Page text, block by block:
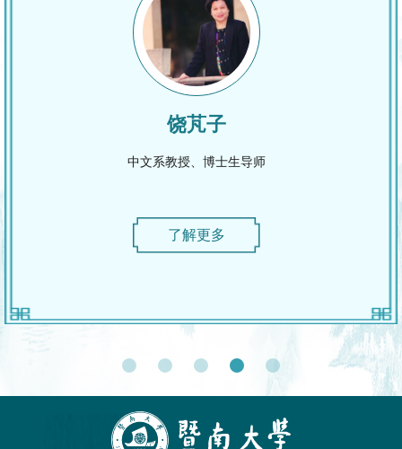
饶芃子
中文系教授、博士生导师
了解更多